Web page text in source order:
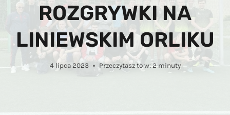
ROZGRYWKI NA
LINIEWSKIM ORLIKU
4 lipca 2023 Przeczytasz to w:2minuty